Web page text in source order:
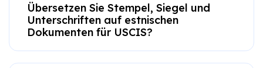
Übersetzen Sie Stempel, Siegel und
Unterschriften auf estnischen
Dokumenten für USCIS?